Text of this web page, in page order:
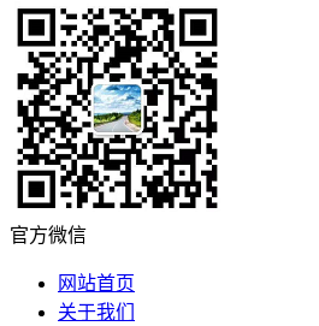
官方微信
网站首页
关于我们